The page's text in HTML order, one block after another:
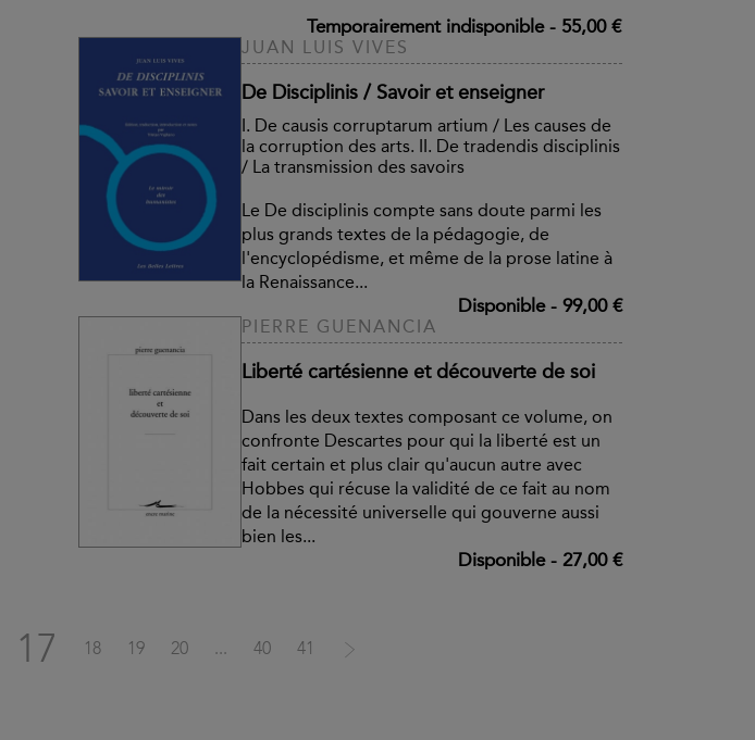
Temporairement indisponible- 55,00 €
JUAN LUIS VIVES
De Disciplinis / Savoir et enseigner
I. De causis corruptarum artium / Les causes de
la corruption des arts. II. De tradendis disciplinis
/ La transmission des savoirs
Le De disciplinis compte sans doute parmi les
plus grands textes de la pédagogie, de
l'encyclopédisme, et même de la prose latine à
la Renaissance...
Disponible- 99,00 €
PIERRE GUENANCIA
Liberté cartésienne et découverte de soi
Dans les deux textes composant ce volume, on
confronte Descartes pour qui la liberté est un
fait certain et plus clair qu'aucun autre avec
Hobbes qui récuse la validité de ce fait au nom
de la nécessité universelle qui gouverne aussi
bien les...
Disponible- 27,00 €
17 18 19 20 ... 40 41